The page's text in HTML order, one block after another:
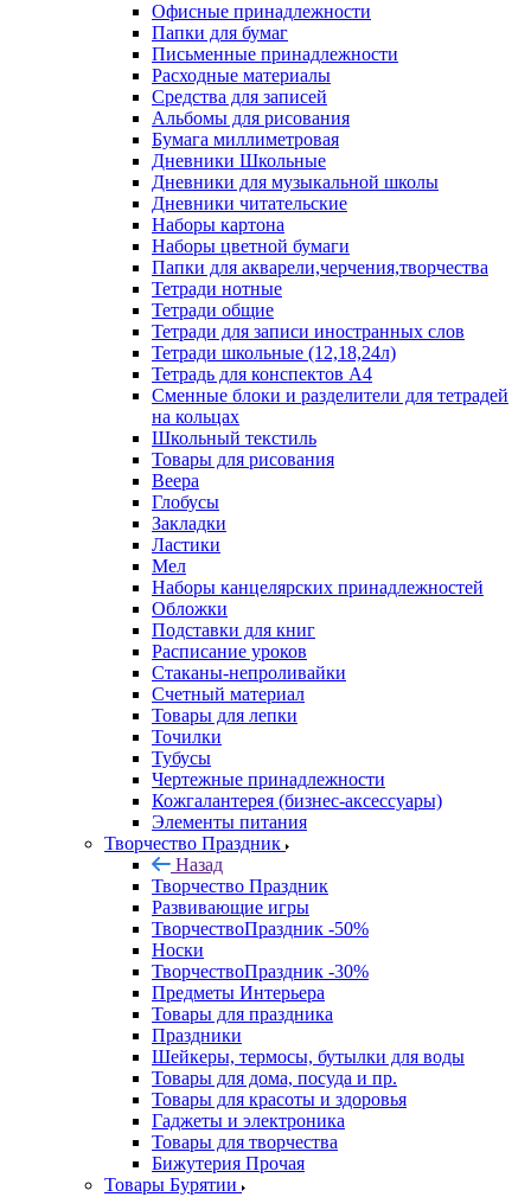
Офисные принадлежности
Папки для бумаг
Письменные принадлежности
Расходные материалы
Средства для записей
Альбомы для рисования
Бумага миллиметровая
Дневники Школьные
Дневники для музыкальной школы
Дневники читательские
Наборы картона
Наборы цветной бумаги
Папки для акварели,черчения,творчества
Тетради нотные
Тетради общие
Тетради для записи иностранных слов
Тетради школьные (12,18,24л)
Тетрадь для конспектов А4
Сменные блоки и разделители для тетрадей
на кольцах
Школьный текстиль
Товары для рисования
Веера
Глобусы
Закладки
Ластики
Мел
Наборы канцелярских принадлежностей
Обложки
Подставки для книг
Расписание уроков
Стаканы-непроливайки
Счетный материал
Товары для лепки
Точилки
Тубусы
Чертежные принадлежности
Кожгалантерея (бизнес-аксессуары)
Элементы питания
Творчество Праздник
Назад
Творчество Праздник
Развивающие игры
ТворчествоПраздник -50%
Носки
ТворчествоПраздник -30%
Предметы Интерьера
Товары для праздника
Праздники
Шейкеры, термосы, бутылки для воды
Товары для дома, посуда и пр.
Товары для красоты и здоровья
Гаджеты и электроника
Товары для творчества
Бижутерия Прочая
Товары Бурятии